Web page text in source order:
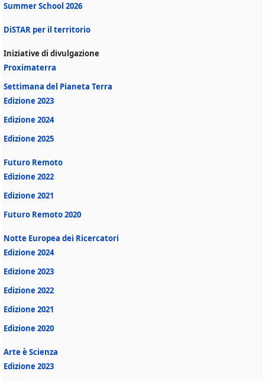
Summer School 2026
DiSTAR per il territorio
Iniziative di divulgazione
Proximaterra
Settimana del Pianeta Terra
Edizione 2023
Edizione 2024
Edizione 2025
Futuro Remoto
Edizione 2022
Edizione 2021
Futuro Remoto 2020
Notte Europea dei Ricercatori
Edizione 2024
Edizione 2023
Edizione 2022
Edizione 2021
Edizione 2020
Arte è Scienza
Edizione 2023